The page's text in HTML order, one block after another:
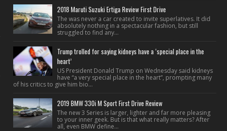
2018 Maruti Suzuki Ertiga Review First Drive
The was never a car created to invite superlatives. It did
absolutely nothing in a spectacular fashion, but still
struggled to find any...
Trump trolled for saying kidneys have a ‘special place in the
heart’
US President Donald Trump on Wednesday said kidneys
have “a very special place in the heart”, prompting many
of his critics to give him bio...
2019 BMW 330i M Sport First Drive Review
The new 3 Series is larger, lighter and far more pleasing
to your inner geek. But is that what really matters? After
all, even BMW define...